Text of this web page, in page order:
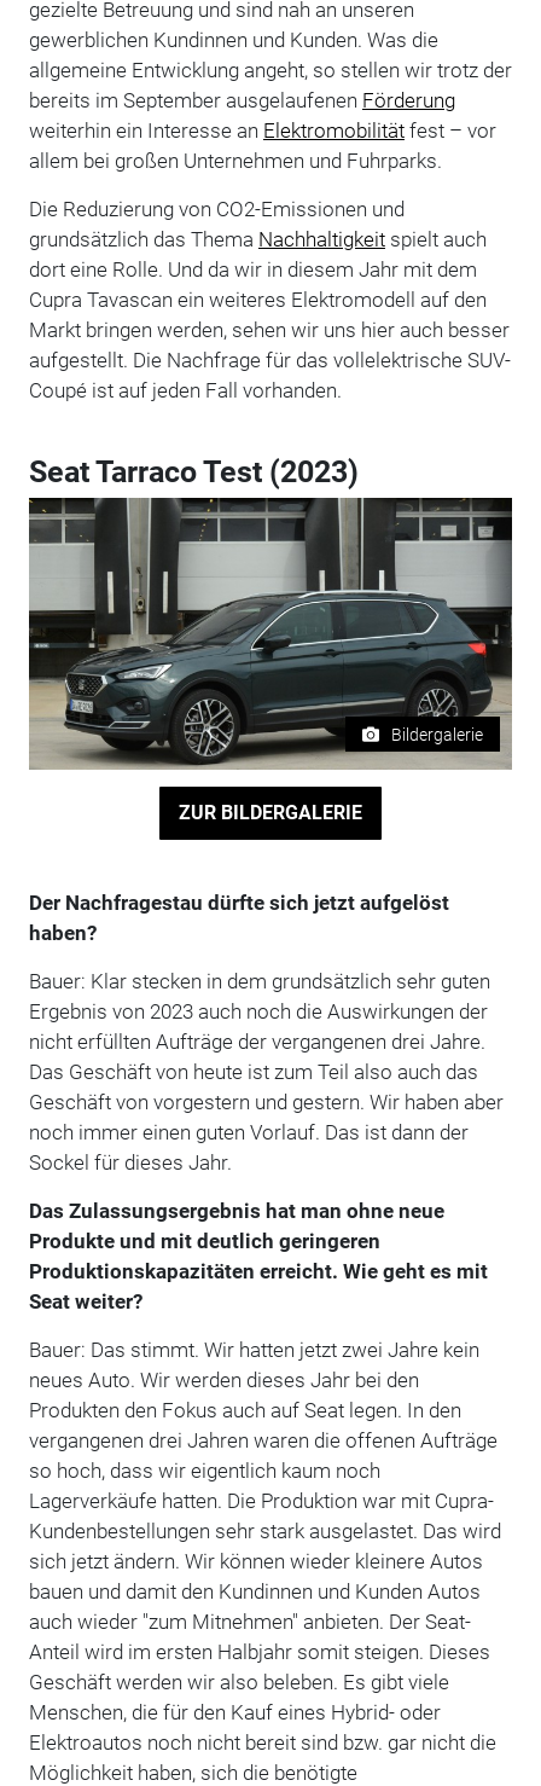
gezielte Betreuung und sind nah an unseren
gewerblichen Kundinnen und Kunden. Was die
allgemeine Entwicklung angeht, so stellen wir trotz der
bereits im September ausgelaufenen Förderung
weiterhin ein Interesse an Elektromobilitätfest – vor
allem bei großen Unternehmen und Fuhrparks.
Die Reduzierung von CO2-Emissionen und
grundsätzlich das Thema Nachhaltigkeitspielt auch
dort eine Rolle. Und da wir in diesem Jahr mit dem
Cupra Tavascan ein weiteres Elektromodell auf den
Markt bringen werden, sehen wir uns hier auch besser
aufgestellt. Die Nachfrage für das vollelektrische SUV-
Coupé ist auf jeden Fall vorhanden.
Seat Tarraco Test (2023)
Bildergalerie
ZUR BILDERGALERIE
Der Nachfragestau dürfte sich jetzt aufgelöst
haben?
Bauer: Klar stecken in dem grundsätzlich sehr guten
Ergebnis von 2023 auch noch die Auswirkungen der
nicht erfüllten Aufträge der vergangenen drei Jahre.
Das Geschäft von heute ist zum Teil also auch das
Geschäft von vorgestern und gestern. Wir haben aber
noch immer einen guten Vorlauf. Das ist dann der
Sockel für dieses Jahr.
Das Zulassungsergebnis hat man ohne neue
Produkte und mit deutlich geringeren
Produktionskapazitäten erreicht. Wie geht es mit
Seat weiter?
Bauer: Das stimmt. Wir hatten jetzt zwei Jahre kein
neues Auto. Wir werden dieses Jahr bei den
Produkten den Fokus auch auf Seat legen. In den
vergangenen drei Jahren waren die offenen Aufträge
so hoch, dass wir eigentlich kaum noch
Lagerverkäufe hatten. Die Produktion war mit Cupra-
Kundenbestellungen sehr stark ausgelastet. Das wird
sich jetzt ändern. Wir können wieder kleinere Autos
bauen und damit den Kundinnen und Kunden Autos
auch wieder "zum Mitnehmen" anbieten. Der Seat-
Anteil wird im ersten Halbjahr somit steigen. Dieses
Geschäft werden wir also beleben. Es gibt viele
Menschen, die für den Kauf eines Hybrid- oder
Elektroautos noch nicht bereit sind bzw. gar nicht die
Möglichkeit haben, sich die benötigte